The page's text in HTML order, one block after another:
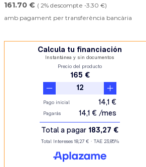
161.70 € ( 2% descompte -3.30 €)
amb pagament per transferència bancària